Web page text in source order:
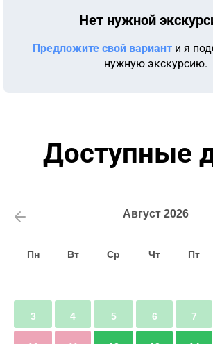
Нет нужной
Предложите свой вариант и я
нужную экскурсию.
Доступные
Август 2026
Пн Вт Ср Чт Пт
3 4 5 6 7